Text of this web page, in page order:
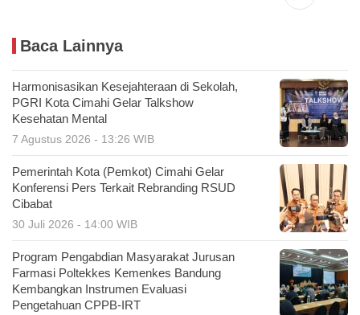
Baca Lainnya
Harmonisasikan Kesejahteraan di Sekolah,
PGRI Kota Cimahi Gelar Talkshow
Kesehatan Mental
7 Agustus 2026 - 13:26 WIB
Pemerintah Kota (Pemkot) Cimahi Gelar
Konferensi Pers Terkait Rebranding RSUD
Cibabat
30 Juli 2026 - 14:00 WIB
Program Pengabdian Masyarakat Jurusan
Farmasi Poltekkes Kemenkes Bandung
Kembangkan Instrumen Evaluasi
Pengetahuan CPPB-IRT